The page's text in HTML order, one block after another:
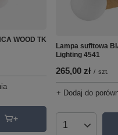
WOOD TK
Lampa sufitowa
Lighting 4541
265,00 zł / szt.
+ Dodaj do
Ilość produktów